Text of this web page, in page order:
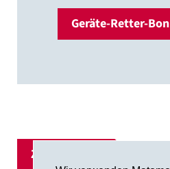
Geräte-Retter-
Zur Übersicht